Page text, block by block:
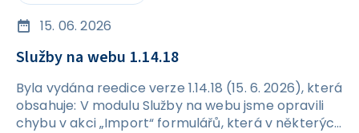
15. 06. 2026
Služby na webu 1.14.18
Byla vydána reedice verze 1.14.18 (15. 6. 2026), která
obsahuje: V modulu Služby na webu jsme opravili
chybu v akci „Import“ formulářů, která v některých